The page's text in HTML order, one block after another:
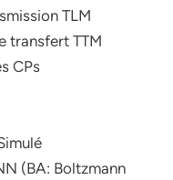
TLM
transfert TTM
CPs
(BA: Boltzmann